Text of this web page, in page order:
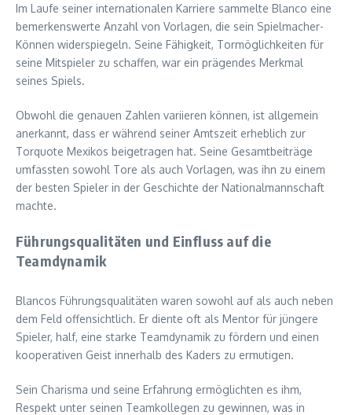
Im Laufe seiner internationalen Karriere sammelte Blanco eine
bemerkenswerte Anzahl von Vorlagen, die sein Spielmacher-
Können widerspiegeln. Seine Fähigkeit, Tormöglichkeiten für
seine Mitspieler zu schaffen, war ein prägendes Merkmal
seines Spiels.
Obwohl die genauen Zahlen variieren können, ist allgemein
anerkannt, dass er während seiner Amtszeit erheblich zur
Torquote Mexikos beigetragen hat. Seine Gesamtbeiträge
umfassten sowohl Tore als auch Vorlagen, was ihn zu einem
der besten Spieler in der Geschichte der Nationalmannschaft
machte.
Führungsqualitäten und Einfluss auf die
Teamdynamik
Blancos Führungsqualitäten waren sowohl auf als auch neben
dem Feld offensichtlich. Er diente oft als Mentor für jüngere
Spieler, half, eine starke Teamdynamik zu fördern und einen
kooperativen Geist innerhalb des Kaders zu ermutigen.
Sein Charisma und seine Erfahrung ermöglichten es ihm,
Respekt unter seinen Teamkollegen zu gewinnen, was in